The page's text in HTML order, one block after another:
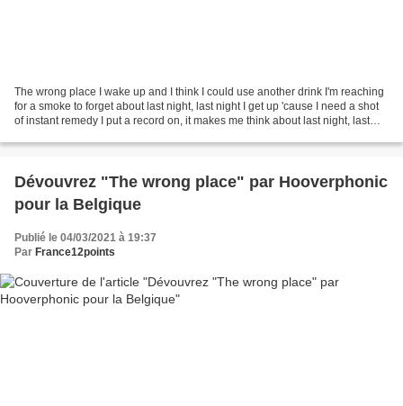
The wrong place I wake up and I think I could use another drink I'm reaching
for a smoke to forget about last night, last night I get up 'cause I need a shot
of instant remedy I put a record on, it makes me think about last night, last
Dévouvrez "The wrong place" par Hooverphonic
pour la Belgique
Publié le 04/03/2021 à 19:37
Par France12points